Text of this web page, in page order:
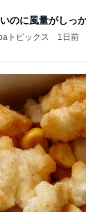
のに風量がしっ
トピックス 1日前